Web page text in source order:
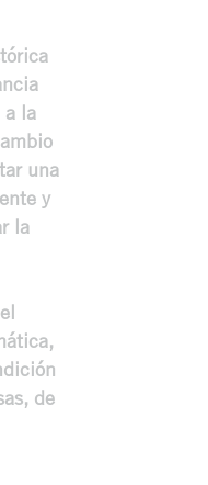
la
una
y
la
de